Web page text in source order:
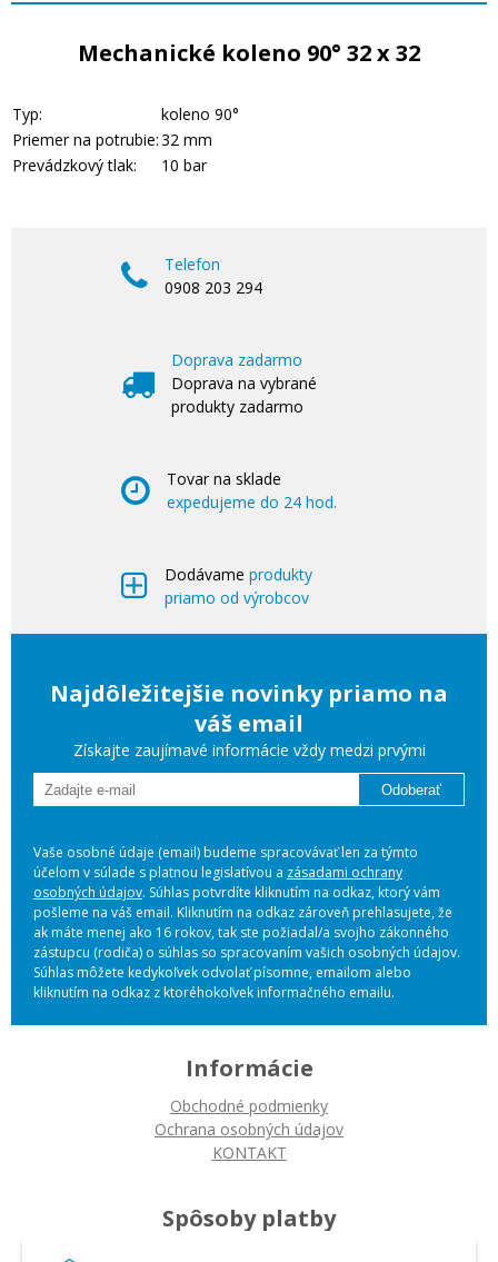
Mechanické koleno 90° 32 x 32
Typ:
koleno 90°
Priemer na potrubie:32 mm
Prevádzkový tlak:
10 bar
Telefon
0908 203 294
Doprava zadarmo
Doprava na vybrané
produkty zadarmo
Tovar na sklade
expedujeme do 24 hod.
Dodávame produkty
priamo od výrobcov
Najdôležitejšie novinky priamo na
váš email
Získajte zaujímavé informácie vždy medzi prvými
Odoberať
Vaše osobné údaje (email) budeme spracovávať len za týmto
účelom v súlade s platnou legislatívou a zásadami ochrany
osobných údajov. Súhlas potvrdíte kliknutím na odkaz, ktorý vám
pošleme na váš email. Kliknutím na odkaz zároveň prehlasujete, že
ak máte menej ako 16 rokov, tak ste požiadal/a svojho zákonného
zástupcu (rodiča) o súhlas so spracovaním vašich osobných údajov.
Súhlas môžete kedykoľvek odvolať písomne, emailom alebo
kliknutím na odkaz z ktoréhokoľvek informačného emailu.
Informácie
Obchodné podmienky
Ochrana osobných údajov
KONTAKT
Spôsoby platby